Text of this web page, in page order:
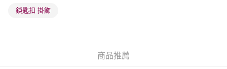
取。逾期會取消訂單，並不會安排重寄
取。逾期會取消訂單，並不會安排重寄
鎖匙扣 掛飾
商品推薦